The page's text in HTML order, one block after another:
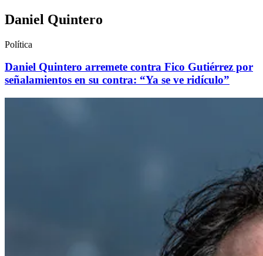
Daniel Quintero
Política
Daniel Quintero arremete contra Fico Gutiérrez por
señalamientos en su contra: “Ya se ve ridículo”